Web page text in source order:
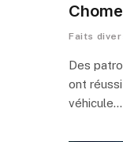
Faits
Des
ont
véhicule…